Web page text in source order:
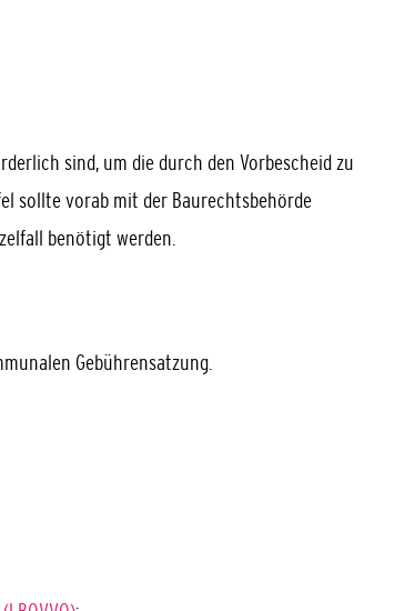
sind, um die durch den Vorbescheid zu
sollte vorab mit der Baurechtsbehörde
benötigt werden.
Gebührensatzung.